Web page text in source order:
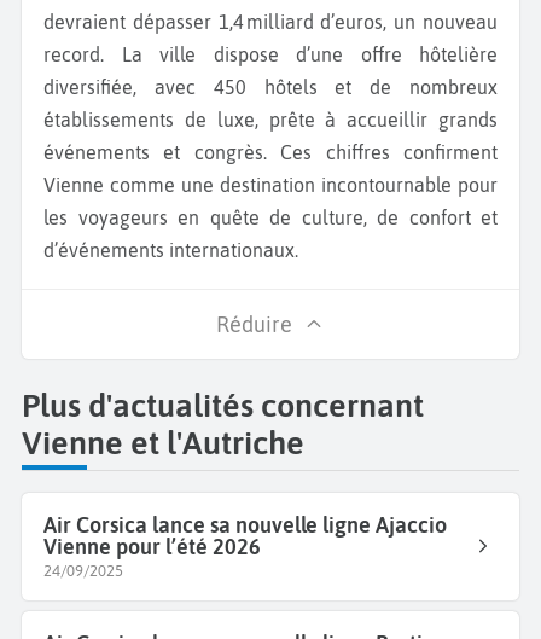
devraient dépasser 1,4 milliard d’euros, un nouveau
record. La ville dispose d’une offre hôtelière
diversifiée, avec 450 hôtels et de nombreux
établissements de luxe, prête à accueillir grands
événements et congrès. Ces chiffres confirment
Vienne comme une destination incontournable pour
les voyageurs en quête de culture, de confort et
d’événements internationaux.
Réduire
Plus d'actualités concernant
Vienne et l'Autriche
Air Corsica lance sa nouvelle ligne Ajaccio
Vienne pour l’été 2026
24/09/2025